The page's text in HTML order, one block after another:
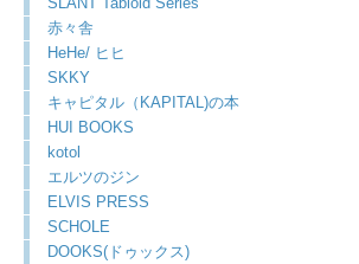
赤々舎
HeHe/ ヒヒ
SKKY
キャピタル（KAPITAL)の本
HUI BOOKS
kotol
エルツのジン
ELVIS PRESS
SCHOLE
DOOKS(ドゥックス)